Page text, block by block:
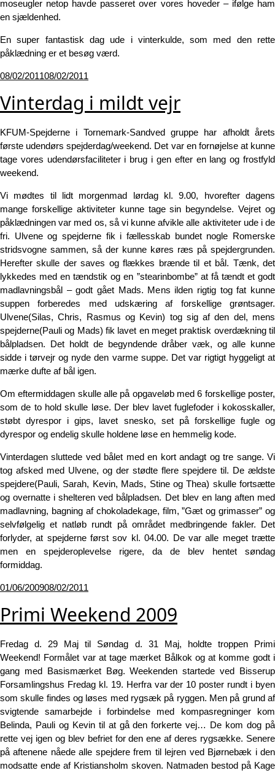
moseugler netop havde passeret over vores hoveder – ifølge ham
en sjældenhed.
En super fantastisk dag ude i vinterkulde, som med den rette
påklædning er et besøg værd.
Udgivet
08/02/201108/02/2011
Vinterdag i mildt vejr
KFUM-Spejderne i Tornemark-Sandved gruppe har afholdt årets
første udendørs spejderdag/weekend. Det var en fornøjelse at kunne
tage vores udendørsfaciliteter i brug i gen efter en lang og frostfyld
weekend.
Vi mødtes til lidt morgenmad lørdag kl. 9.00, hvorefter dagens
mange forskellige aktiviteter kunne tage sin begyndelse. Vejret og
påklædningen var med os, så vi kunne afvikle alle aktiviteter ude i de
fri. Ulvene og spejderne fik i fællesskab bundet nogle Romerske
stridsvogne sammen, så der kunne køres ræs på spejdergrunden.
Herefter skulle der saves og flækkes brænde til et bål. Tænk, det
lykkedes med en tændstik og en ”stearinbombe” at få tændt et godt
madlavningsbål – godt gået Mads. Mens ilden rigtig tog fat kunne
suppen forberedes med udskæring af forskellige grøntsager.
Ulvene(Silas, Chris, Rasmus og Kevin) tog sig af den del, mens
spejderne(Pauli og Mads) fik lavet en meget praktisk overdækning til
bålpladsen. Det holdt de begyndende dråber væk, og alle kunne
sidde i tørvejr og nyde den varme suppe. Det var rigtigt hyggeligt at
mærke dufte af bål igen.
Om eftermiddagen skulle alle på opgaveløb med 6 forskellige poster,
som de to hold skulle løse. Der blev lavet fuglefoder i kokosskaller,
støbt dyrespor i gips, lavet snesko, set på forskellige fugle og
dyrespor og endelig skulle holdene løse en hemmelig kode.
Vinterdagen sluttede ved bålet med en kort andagt og tre sange. Vi
tog afsked med Ulvene, og der stødte flere spejdere til. De ældste
spejdere(Pauli, Sarah, Kevin, Mads, Stine og Thea) skulle fortsætte
og overnatte i shelteren ved bålpladsen. Det blev en lang aften med
madlavning, bagning af chokoladekage, film, ”Gæt og grimasser” og
selvfølgelig et natløb rundt på området medbringende fakler. Det
forlyder, at spejderne først sov kl. 04.00. De var alle meget trætte
men en spejderoplevelse rigere, da de blev hentet søndag
formiddag.
Udgivet
01/06/200908/02/2011
Primi Weekend 2009
Fredag d. 29 Maj til Søndag d. 31 Maj, holdte troppen Primi
Weekend! Formålet var at tage mærket Bålkok og at komme godt i
gang med Basismærket Bøg. Weekenden startede ved Bisserup
Forsamlingshus Fredag kl. 19. Herfra var der 10 poster rundt i byen
som skulle findes og løses med rygsæk på ryggen. Men på grund af
svigtende samarbejde i forbindelse med kompasregninger kom
Belinda, Pauli og Kevin til at gå den forkerte vej… De kom dog på
rette vej igen og blev befriet for den ene af deres rygsække. Senere
på aftenene nåede alle spejdere frem til lejren ved Bjørnebæk i den
modsatte ende af Kristiansholm skoven. Natmaden bestod på Kage